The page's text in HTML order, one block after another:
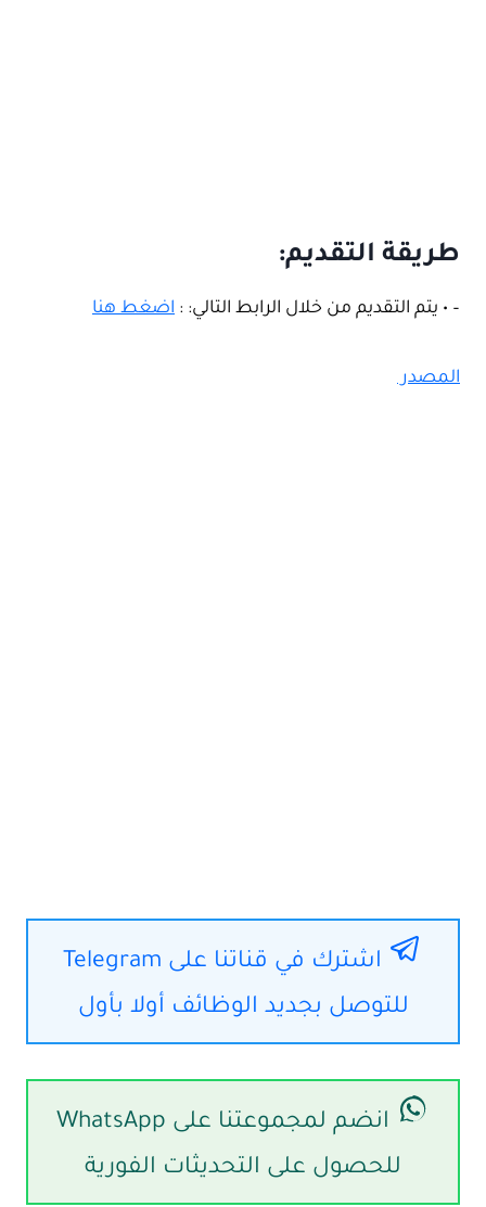
طريقة التقديم:
– • يتم التقديم من خلال الرابط التالي: : اضغط هنا
المصدر
اشترك في قناتنا على Telegram
للتوصل بجديد الوظائف أولا بأول
انضم لمجموعتنا على WhatsApp
للحصول على التحديثات الفورية